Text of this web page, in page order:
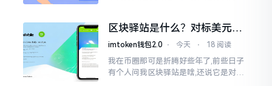
明白
区块驿站是什么？对标美元的
ETH到底咋回事
imtoken钱包2.0 ⋅ 今天 ⋅ 18 阅读
我在币圈那可是折腾好些年了,前些日子
有个人问我区块驿站是啥,还说它是对标